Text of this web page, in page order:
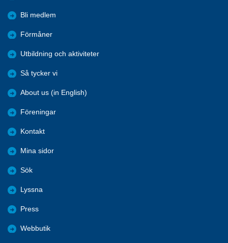
Bli medlem
Förmåner
Utbildning och aktiviteter
Så tycker vi
About us (in English)
Föreningar
Kontakt
Mina sidor
Sök
Lyssna
Press
Webbutik